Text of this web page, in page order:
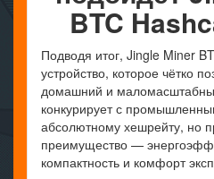
BTC
Подводя итог, Jingle Miner
устройство, которое чётко
домашний и
конкурирует с
абсолютному хешрейту, но
преимущество —
компактность и комфорт